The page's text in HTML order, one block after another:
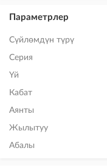
Параметрлер
Сүйлөмдүн түрү
Серия
Үй
Кабат
Аянты
Жылытуу
Абалы